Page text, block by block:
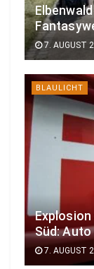
7. AUGUST
BLAULICHT
Süd:
7. AUGUST